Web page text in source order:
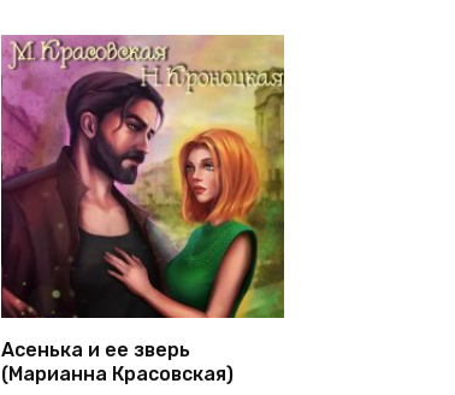
Асенька и ее зверь
(Марианна Красовская)